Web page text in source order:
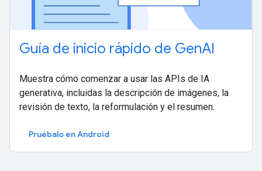
Guía de inicio rápido de GenAI
Muestra cómo comenzar a usar las APIs de IA
generativa, incluidas la descripción de imágenes, la
revisión de texto, la reformulación y el resumen.
Pruébalo en Android